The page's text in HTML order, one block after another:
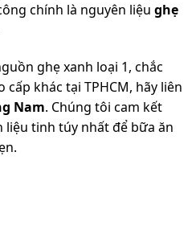
chính là nguyên liệu ghẹ
ghẹ xanh loại 1, chắc
cấp khác tại TPHCM, hãy liên
Nam. Chúng tôi cam kết
tinh túy nhất để bữa ăn